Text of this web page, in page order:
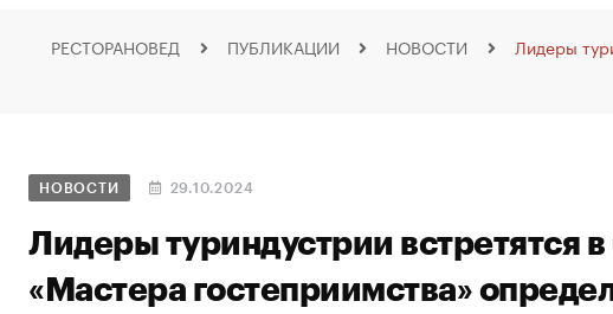
РЕСТОРАНОВЕД ПУБЛИКАЦИИ НОВОСТИ
Лидеры
НОВОСТИ 29.10.2024
Лидеры туриндустрии встретятся
«Мастера гостеприимства»